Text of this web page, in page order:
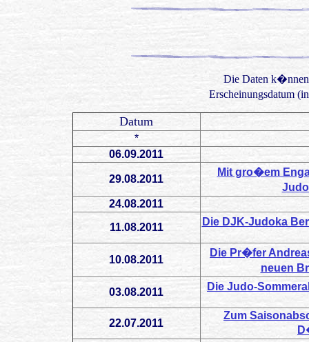
Die Daten
Erscheinungsdatum
Datum
*
06.09.2011
29.08.2011
Mit gro�em
24.08.2011
11.08.2011
Die DJK-Judoka
10.08.2011
Die Pr�fer
neuen
03.08.2011 Die Judo-
22.07.2011
Zum